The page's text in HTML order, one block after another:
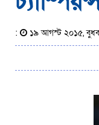
: ১৯ আগস্ট ২০১৫,